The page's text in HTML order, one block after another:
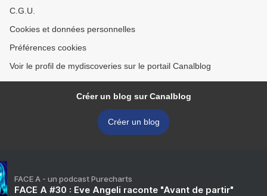
C.G.U.
Cookies et données personnelles
Préférences cookies
Voir le profil de mydiscoveries sur le portail Canalblog
Créer un blog sur Canalblog
Créer un blog
FACE A - un podcast Purecharts
FACE A #30 : Eve Angeli raconte "Avant de partir"